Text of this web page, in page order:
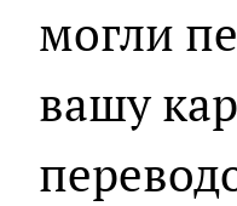
могли
вашу